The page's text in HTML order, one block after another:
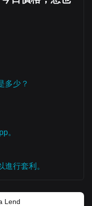
多少？
。
行套利。
Lend